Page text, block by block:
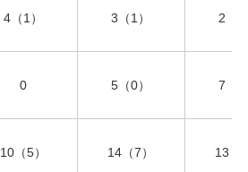
4（1） 3（1） 2（
0 5（0） 7（2
10（5） 14（7） 13（